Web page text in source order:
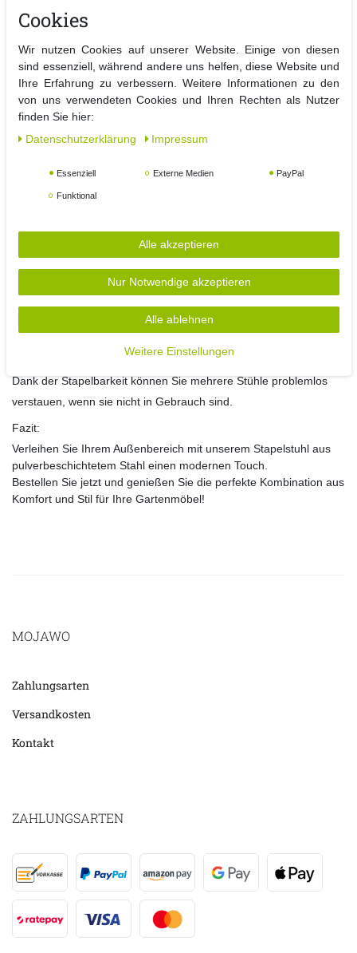
Farbe:Gestell und Bezug in Schwarz
Pflegeleicht:Einfach zu reinigen und zu pflegen, ideal für
den Außenbereich.
Lagerung.
Lieferzustand:
Unser Stapelstuhl ist nicht nur stilvoll, sondern auch äußerst
funktional.
Die pulverbeschichtete Oberfläche schützt vor
Dank der Stapelbarkeit können Sie mehrere Stühle problemlos
verstauen, wenn sie nicht in Gebrauch sind.
Fazit:
Verleihen Sie Ihrem Außenbereich mit unserem Stapelstuhl aus
pulverbeschichtetem Stahl einen modernen Touch.
Bestellen Sie jetzt und genießen Sie die perfekte Kombination aus
Komfort und Stil für Ihre Gartenmöbel!
MOJAWO
Zahlungsarten
Versandkosten
Kontakt
ZAHLUNGSARTEN
Cookies
Wir nutzen Cookies auf unserer Website. Einige von diesen
sind essenziell, während andere uns helfen, diese Website und
Ihre Erfahrung zu verbessern. Weitere Informationen zu den
von uns verwendeten Cookies und Ihren Rechten als Nutzer
finden Sie hier:
Daten­schutz­erklärung
Impressum
Essenziell Externe Medien PayPal
Funktional
Alle akzeptieren
Nur Notwendige akzeptieren
Alle ablehnen
Weitere Einstellungen